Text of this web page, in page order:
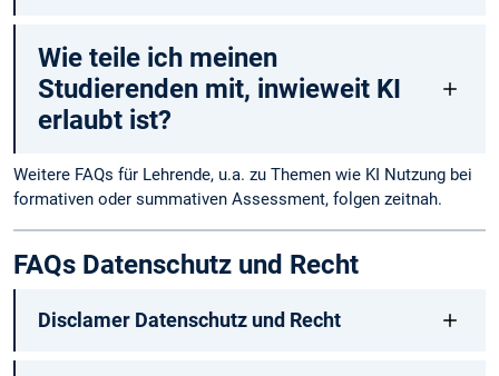
Wie teile ich meinen
Studierenden mit, inwieweit KI
erlaubt ist?
Weitere FAQs für Lehrende, u.a. zu Themen wie KI Nutzung bei
formativen oder summativen Assessment, folgen zeitnah.
FAQs Datenschutz und Recht
Disclamer Datenschutz und Recht